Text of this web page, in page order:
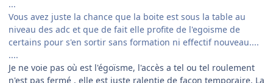
...
Vous avez juste la chance que la boite est sous la table au
niveau des adc et que de fait elle profite de l'egoisme de
certains pour s'en sortir sans formation ni effectif nouveau....
....
Je ne voie pas où est l'égoïsme, l'accès a tel ou tel roulement
n'est pas fermé , elle est juste ralentie de façon temporaire. La